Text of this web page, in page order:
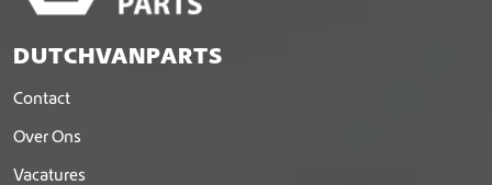
DUTCHVANPARTS
Contact
Over Ons
Vacatures